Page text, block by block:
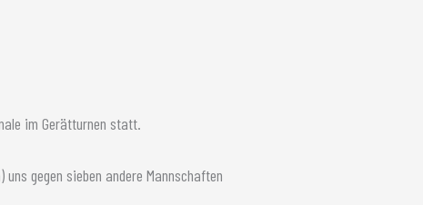
im Gerätturnen statt.
gegen sieben andere Mannschaften